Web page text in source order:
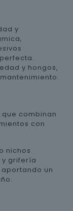
y
y hongos,
combinan
con
nichos
grifería
un